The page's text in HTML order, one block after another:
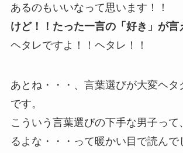
あるのもいいなって思います！！
けど！！たった一言の「好き」が言
ヘタレですよ！！ヘタレ！！
あとね・・・、言葉選びが大変ヘタ
です。
こういう言葉選びの下手な男子って
るよな・・・って暖かい目で読んで